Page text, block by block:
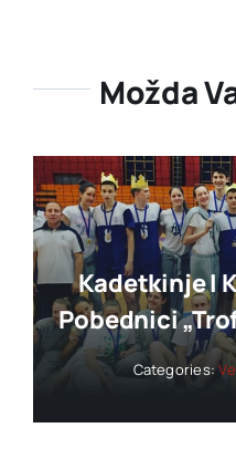
Možda
Kadetkinje I
Pobednici
Categories: